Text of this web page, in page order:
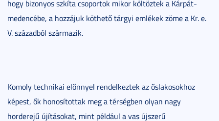
hogy bizonyos szkíta csoportok mikor költöztek a Kárpát-
medencébe, a hozzájuk köthető tárgyi emlékek zöme a Kr. e.
V. századból származik.
Komoly technikai előnnyel rendelkeztek az őslakosokhoz
képest, ők honosítottak meg a térségben olyan nagy
horderejű újításokat, mint például a vas újszerű